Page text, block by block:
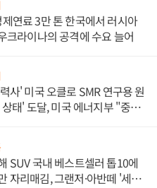
연료 3만 톤 한국에서 러시아
크라이나의 공격에 수요 늘어
사' 미국 오클로 SMR 연구용 원
태' 도달, 미국 에너지부 "중요
SUV 국내 베스트셀러 톱10에
자리매김, 그랜저·아반떼 '세단